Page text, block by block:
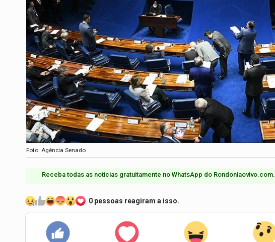
Foto: Agência Senado
Receba todas as notícias gratuitamente no WhatsApp do Rondoniaovivo.com.​
0 pessoas reagiram a isso.